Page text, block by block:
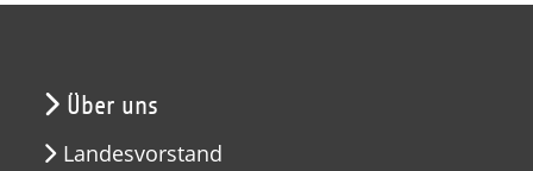
Über uns
Landesvorstand